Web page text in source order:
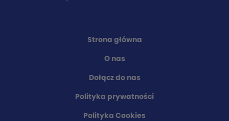
Strona główna
O nas
Dołącz do nas
Polityka prywatności
Polityka Cookies